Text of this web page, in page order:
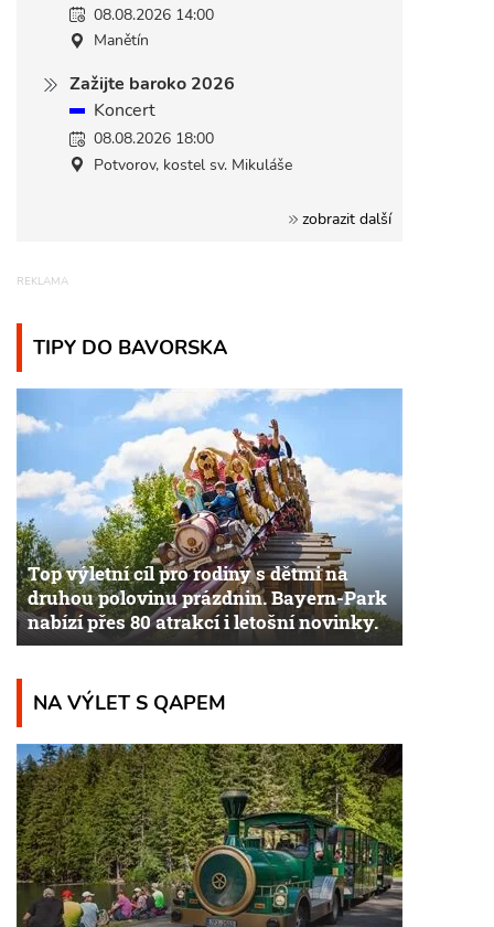
08.08.2026 14:00
Manětín
Zažijte baroko 2026
Koncert
08.08.2026 18:00
Potvorov, kostel sv. Mikuláše
zobrazit další
TIPY DO BAVORSKA
Top výletní cíl pro rodiny s dětmi na
druhou polovinu prázdnin. Bayern-Park
nabízí přes 80 atrakcí i letošní novinky.
NA VÝLET S QAPEM